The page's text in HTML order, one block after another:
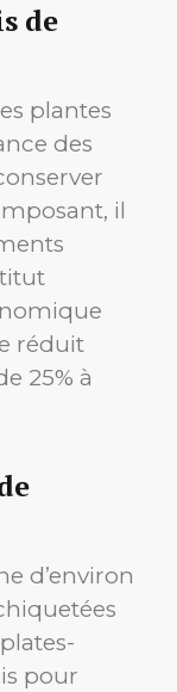
de
plantes
des
il
réduit
25% à
d’environ
pour